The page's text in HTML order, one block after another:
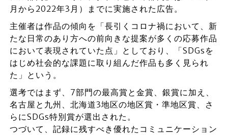
月から2022年3月）までに実施された広告。
主催者は作品の傾向を「長引くコロナ禍において、新
たな日常のあり方への前向きな提案が多くの応募作品
において表現されていた点」としており、「SDGsを
はじめ社会的な課題に取り組んだ作品も多く見られ
た」という。
選考ではまず、7部門の最高賞と金賞、銀賞に加え、
名古屋と九州、北海道3地区の地区賞・準地区賞、さ
らにSDGs特別賞が選出された。
つづいて、記録に残すべき優れたコミュニケーション